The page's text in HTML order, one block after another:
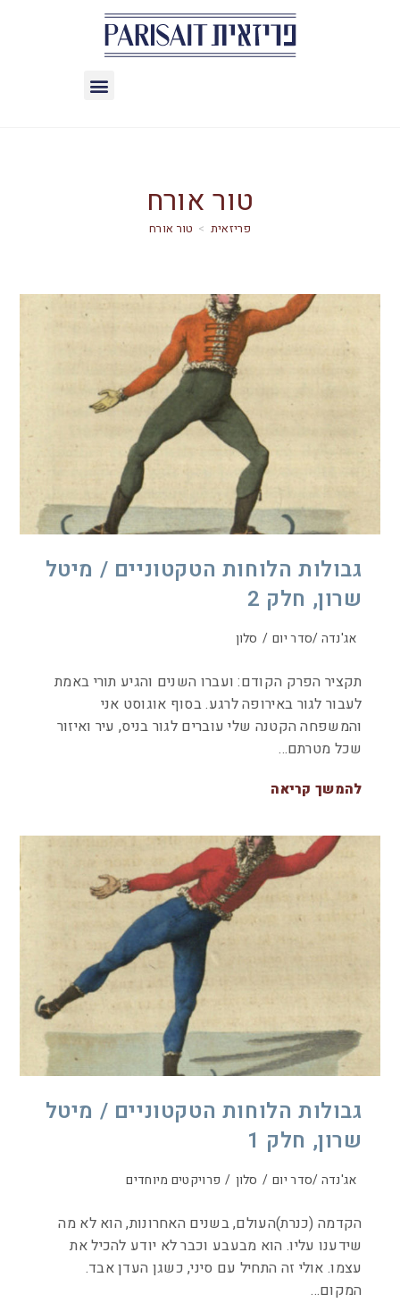
טור אורח
> טור אורח
גבולות הלוחות הטקטוניים / מיטל
שרון, חלק 2
אג'נדה /סדר יום / סלון
תקציר הפרק הקודם: ועברו השנים והגיע תורי באמת
לעבור לגור באירופה לרגע. בסוף אוגוסט אני
והמשפחה הקטנה שלי עוברים לגור בניס, עיר ואיזור
שכל מטרתם…
להמשך קריאה
גבולות הלוחות הטקטוניים / מיטל
שרון, חלק 1
אג'נדה /סדר יום / סלון / פרויקטים מיוחדים
הקדמה (כנרת)העולם, בשנים האחרונות, הוא לא מה
שידענו עליו. הוא מבעבע וכבר לא יודע להכיל את
עצמו. אולי זה התחיל עם סיני, כשגן העדן אבד.
המקום…